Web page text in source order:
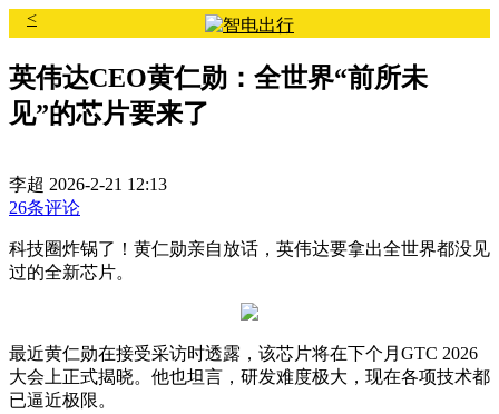
<
英伟达CEO黄仁勋：全世界“前所未
见”的芯片要来了
李超 2026-2-21 12:13
26条评论
科技圈炸锅了！黄仁勋亲自放话，英伟达要拿出全世界都没见
过的全新芯片。
最近黄仁勋在接受采访时透露，该芯片将在下个月GTC 2026
大会上正式揭晓。他也坦言，研发难度极大，现在各项技术都
已逼近极限。